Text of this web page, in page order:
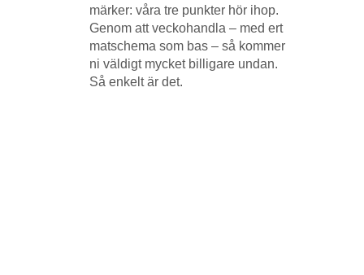
märker: våra tre punkter hör ihop.
Genom att veckohandla – med ert
matschema som bas – så kommer
ni väldigt mycket billigare undan.
Så enkelt är det.